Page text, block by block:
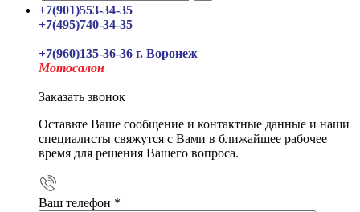
+7(901)553-34-35
+7(495)740-34-35
+7(960)135-36-36 г. Воронеж
Мотосалон
Заказать звонок
Оставьте Ваше сообщение и контактные данные и наши
специалисты свяжутся с Вами в ближайшее рабочее
время для решения Вашего вопроса.
Ваш телефон *